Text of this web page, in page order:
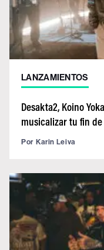
LANZAMIENTOS
Desakta2, Koino
musicalizar tu fin de
Por Karin Leiva